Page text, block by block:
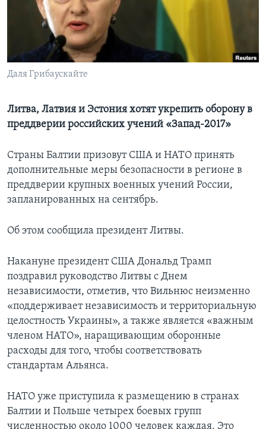
Learning English
СОЦИАЛЬНЫЕ СЕТИ
Языки
Даля Грибаускайте
Литва, Латвия и Эстония хотят укрепить оборону в
преддверии российских учений «Запад-2017»
Страны Балтии призовут США и НАТО принять
дополнительные меры безопасности в регионе в
преддверии крупных военных учений России,
запланированных на сентябрь.
Об этом сообщила президент Литвы.
Накануне президент США Дональд Трамп
поздравил руководство Литвы с Днем
независимости, отметив, что Вильнюс неизменно
«поддерживает независимость и территориальную
целостность Украины», а также является «важным
членом НАТО», наращивающим оборонные
расходы для того, чтобы соответствовать
стандартам Альянса.
НАТО уже приступила к размещению в странах
Балтии и Польше четырех боевых групп
численностью около 1000 человек каждая. Это